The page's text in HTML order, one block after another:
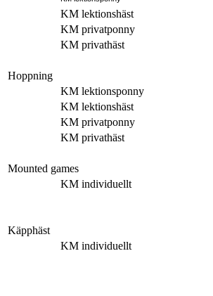
KM lektionshäst
KM privatponny
KM privathäst
Hoppning
KM lektionsponny
KM lektionshäst
KM privatponny
KM privathäst
Mounted games
KM individuellt
Käpphäst
KM individuellt